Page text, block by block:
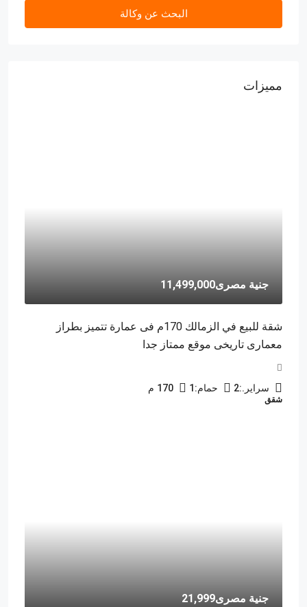
البحث عن وكالة
مميزات
جنية مصرى11,499,000
شقة للبيع في الزمالك 170م فى عمارة تتميز بطراز
معمارى تاريخى موقع ممتاز جدا
سراير.:2 حمام: 1
170 م
شقق
جنية مصرى21,999